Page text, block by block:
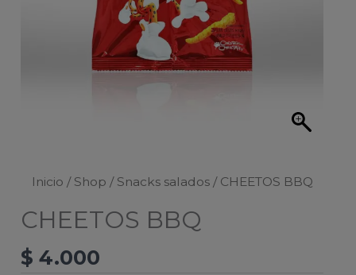
Inicio / Shop / Snacks salados/ CHEETOS BBQ
CHEETOS BBQ
$ 4.000